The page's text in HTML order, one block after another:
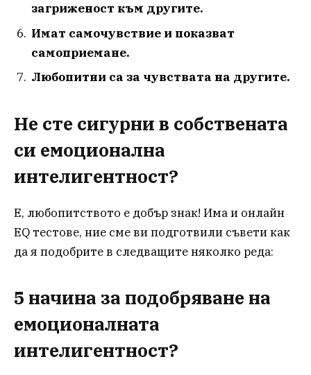
загриженост към другите.
Имат самочувствие и показват
самоприемане.
Любопитни са за чувствата на другите.
Не сте сигурни в собствената
си емоционална
интелигентност?
Е, любопитството е добър знак! Има и онлайн
EQ тестове, ние сме ви подготвили съвети как
да я подобрите в следващите няколко реда:
5 начина за подобряване на
емоционалната
интелигентност?